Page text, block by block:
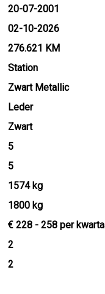
20-07-2001
02-10-2026
276.621 KM
Station
Zwart Metallic
Leder
Zwart
5
5
1574 kg
1800 kg
€ 228 - 258 per
2
2